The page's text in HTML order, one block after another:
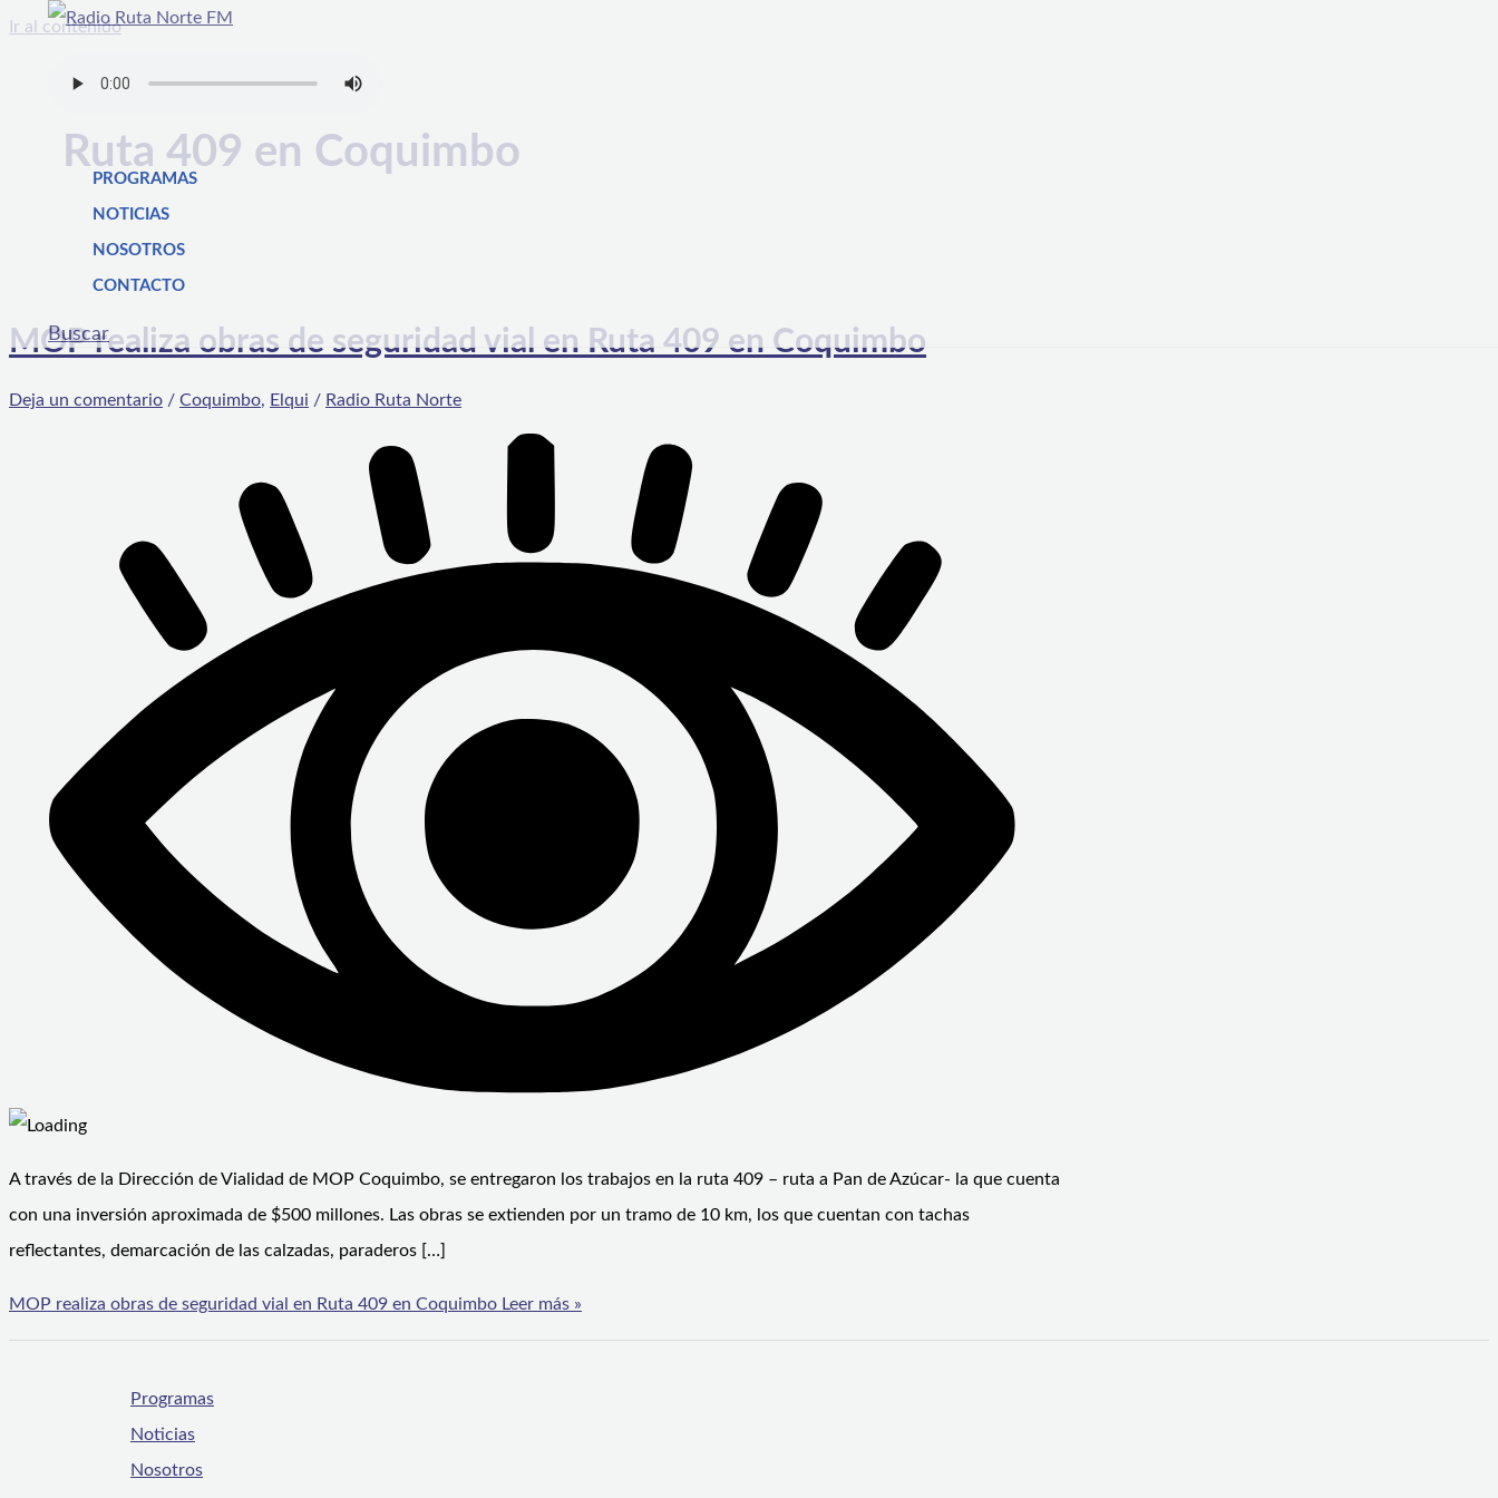
Ir al contenido
PROGRAMAS
NOTICIAS
NOSOTROS
CONTACTO
Buscar
Ruta 409 en Coquimbo
MOP realiza obras de seguridad vial en Ruta 409 en Coquimbo
Deja un comentario / Coquimbo, Elqui / Radio Ruta Norte
A través de la Dirección de Vialidad de MOP Coquimbo, se entregaron los trabajos en la ruta 409 – ruta a Pan de Azúcar- la que cuenta
con una inversión aproximada de $500 millones. Las obras se extienden por un tramo de 10 km, los que cuentan con tachas
reflectantes, demarcación de las calzadas, paraderos […]
MOP realiza obras de seguridad vial en Ruta 409 en Coquimbo Leer más »
Programas
Noticias
Nosotros